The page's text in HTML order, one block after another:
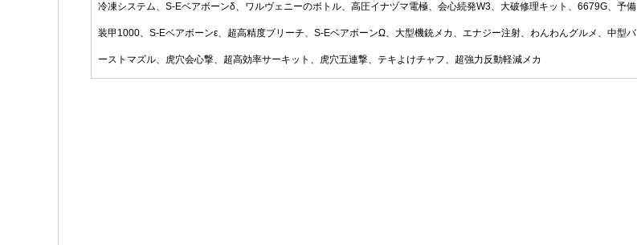
冷凍システム、S-Eベアボーンδ、ワルヴェニーのボトル、高圧イナヅマ電極、会心続発W3、大破修理キット、6679G、予備
装甲1000、S-Eベアボーンε、超高精度ブリーチ、S-EベアボーンΩ、大型機銃メカ、エナジー注射、わんわんグルメ、中型バ
ーストマズル、虎穴会心撃、超高効率サーキット、虎穴五連撃、テキよけチャフ、超強力反動軽減メカ